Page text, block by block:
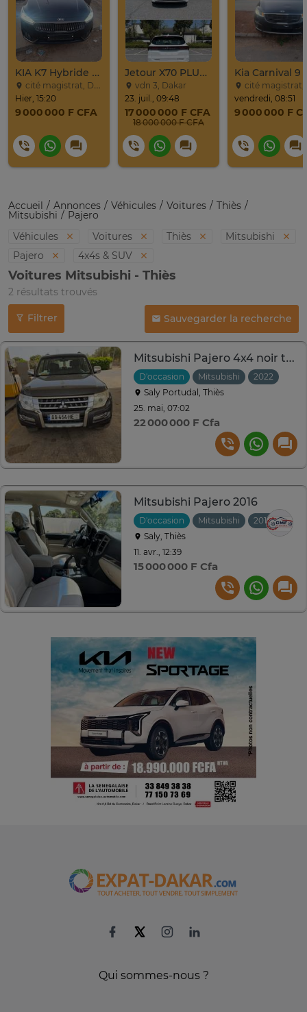
KIA K7 Hybride Full 2017
cité magistrat, Dakar
Hier, 15:20
9 000 000 F CFA
Jetour X70 PLUS 2024
vdn 3, Dakar
23. juil., 09:48
17 000 000 F CFA
18 000 000 F CFA
cité magistrat,
vendredi, 08:51
9 000 000 F
Accueil Annonces Véhicules Voitures Thiès
Mitsubishi
Pajero
Véhicules
Voitures Thiès
Mitsubishi
Pajero
4x4s & SUV
Voitures Mitsubishi - Thiès
2 résultats trouvés
Filtrer Sauvegarder la recherche
Mitsubishi Pajero 4x4 noir transmission intégrale
D'occasion Mitsubishi
2022
Saly Portudal, Thiès
25. mai, 07:02
22 000 000 F Cfa
Mitsubishi Pajero 2016
D'occasion Mitsubishi 2016
Saly, Thiès
11. avr., 12:39
15 000 000 F Cfa
Qui sommes-nous ?